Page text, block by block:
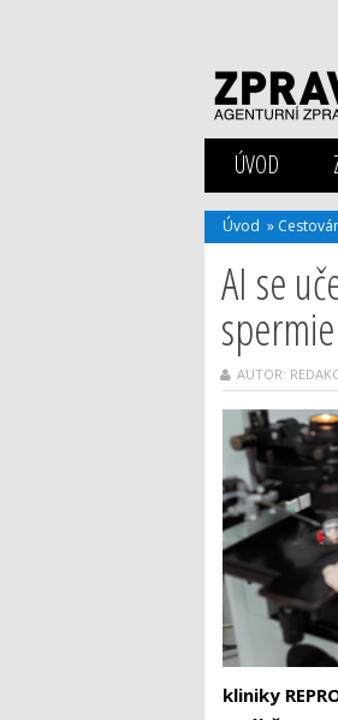
ÚVOD
Úvod »
AI se
AUTOR:
kliniky